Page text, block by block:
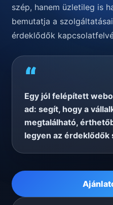
szép, hanem üzletileg is
bemutatja a
érdeklődők
“
Egy jól felépített
ad: segít, hogy a
megtalálható,
legyen az érdeklődők